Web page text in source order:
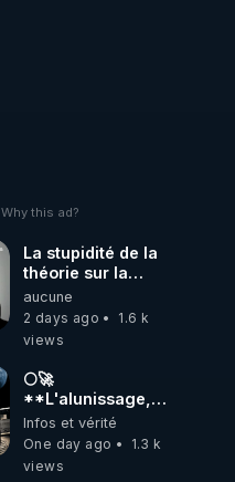
Why this ad?
La stupidité de la
théorie sur la
responsabilité de
l’homme
concernant le
carbone.
aucune
2 days ago
1.6 k
views
🌕🚀
**L'alunissage,
57 ans après :
Émission spéciale
avec John Doe
Infos et vérité
One day ago
1.3 k
views